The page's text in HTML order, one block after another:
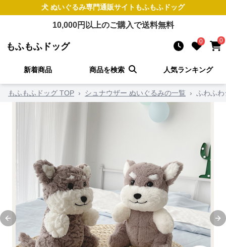
犬 ぬいぐるみ専門通販サイト もふもふドッグ
10,000円以上のご購入で送料無料
もふもふドッグ 0 0
新着商品 商品を検索 人気ランキング
もふもふドッグ TOP › シュナウザー ぬいぐるみの一覧 › ふわふ
Previous slide